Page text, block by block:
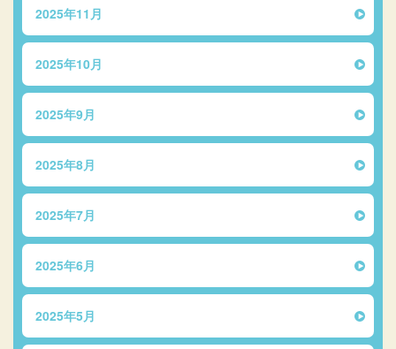
2025年11月
2025年10月
2025年9月
2025年8月
2025年7月
2025年6月
2025年5月